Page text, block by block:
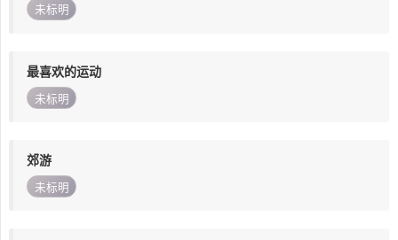
未标明
最喜欢的运动
未标明
郊游
未标明